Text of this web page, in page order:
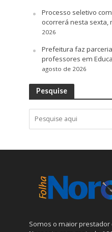
Processo seletivo
ocorrerá nesta sexta,
2026
Prefeitura faz
professores em
agosto de 2026
Pesquise
Somos o maior prestador